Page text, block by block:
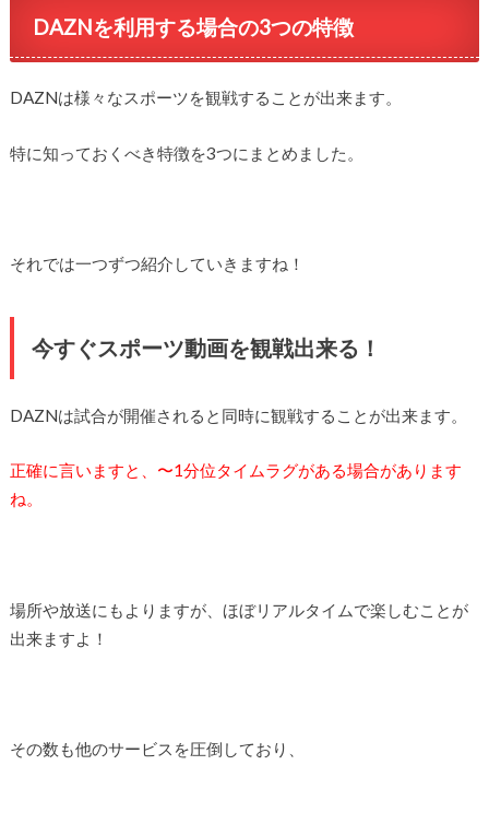
DAZNを利用する場合の3つの特徴
DAZNは様々なスポーツを観戦することが出来ます。
特に知っておくべき特徴を3つにまとめました。
それでは一つずつ紹介していきますね！
今すぐスポーツ動画を観戦出来る！
DAZNは試合が開催されると同時に観戦することが出来ます。
正確に言いますと、〜1分位タイムラグがある場合があります
ね。
場所や放送にもよりますが、ほぼリアルタイムで楽しむことが
出来ますよ！
その数も他のサービスを圧倒しており、